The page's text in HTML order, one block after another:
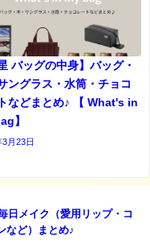
バッグの中身】バッグ・
ングラス・水筒・チョコ
などまとめ♪ 【 What's in
】
月23日
日メイク（愛用リップ・コ
など）まとめ♪